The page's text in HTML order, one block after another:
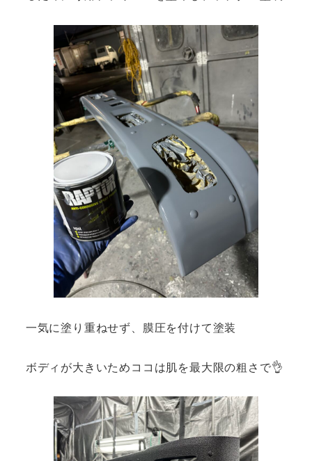
一気に塗り重ねせず、膜圧を付けて塗装
ボディが大きいためココは肌を最大限の粗さで👌